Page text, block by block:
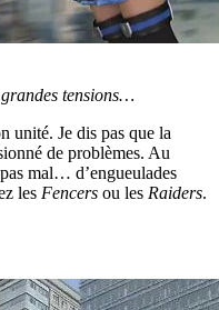
tensions…
unité. Je dis pas que la
de problèmes. Au
mal… d’engueulades
les Fencers ou les Raiders.